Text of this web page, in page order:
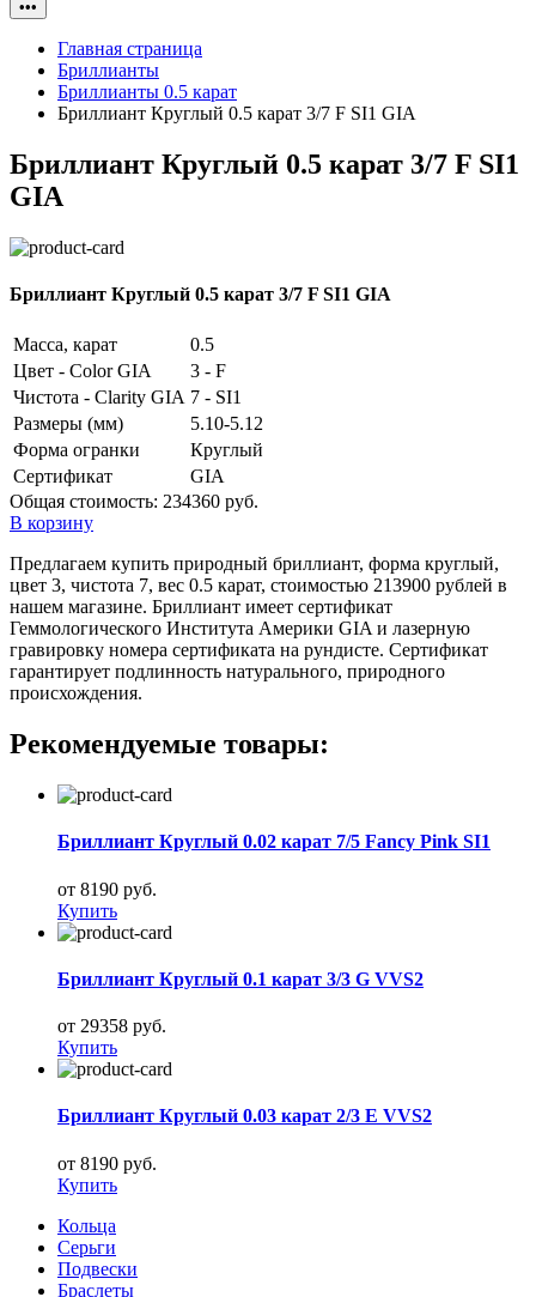
•••
Главная страница
Бриллианты
Бриллианты 0.5 карат
Бриллиант Круглый 0.5 карат 3/7 F SI1 GIA
Бриллиант Круглый 0.5 карат 3/7 F SI1
GIA
Бриллиант Круглый 0.5 карат 3/7 F SI1 GIA
Масса, карат
0.5
Цвет - Color GIA
3 - F
Чистота - Clarity GIA 7 - SI1
Размеры (мм)
5.10-5.12
Форма огранки
Круглый
Сертификат
GIA
Общая стоимость: 234360 руб.
В корзину
Предлагаем купить природный бриллиант, форма круглый,
цвет 3, чистота 7, вес 0.5 карат, стоимостью 213900 рублей в
нашем магазине. Бриллиант имеет сертификат
Геммологического Института Америки GIA и лазерную
гравировку номера сертификата на рундисте. Сертификат
гарантирует подлинность натурального, природного
происхождения.
Рекомендуемые товары:
Бриллиант Круглый 0.02 карат 7/5 Fancy Pink SI1
от 8190 руб.
Купить
Бриллиант Круглый 0.1 карат 3/3 G VVS2
от 29358 руб.
Купить
Бриллиант Круглый 0.03 карат 2/3 E VVS2
от 8190 руб.
Купить
Кольца
Серьги
Подвески
Браслеты